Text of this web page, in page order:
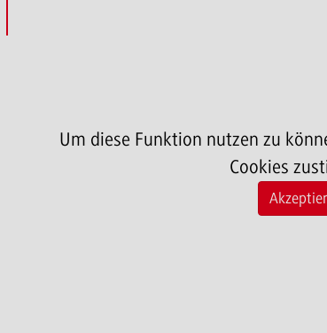
Um diese Funktion nutzen zu
Cookies